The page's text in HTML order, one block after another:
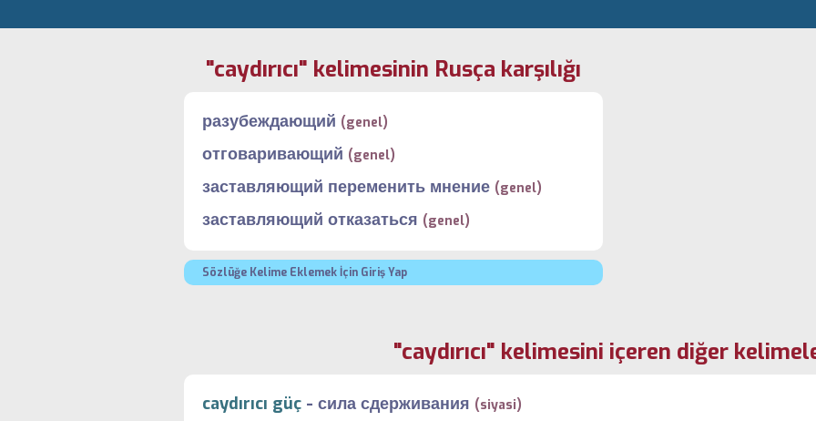
"caydırıcı" kelimesinin Rusça karşılığı
разубеждающий (genel)
отговаривающий (genel)
заставляющий переменить мнение (genel)
заставляющий отказаться (genel)
Sözlüğe Kelime Eklemek İçin Giriş Yap
"caydırıcı" kelimesini içeren diğer
caydırıcı güç - сила сдерживания (siyasi)